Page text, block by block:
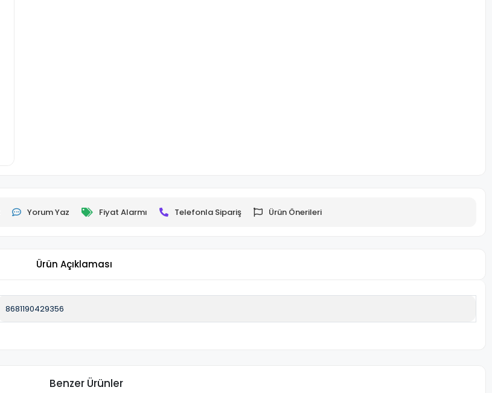
Yorum Yaz Fiyat Alarmı Telefonla Sipariş Ürün Önerileri
Ürün Açıklaması
8681190429356
Benzer Ürünler